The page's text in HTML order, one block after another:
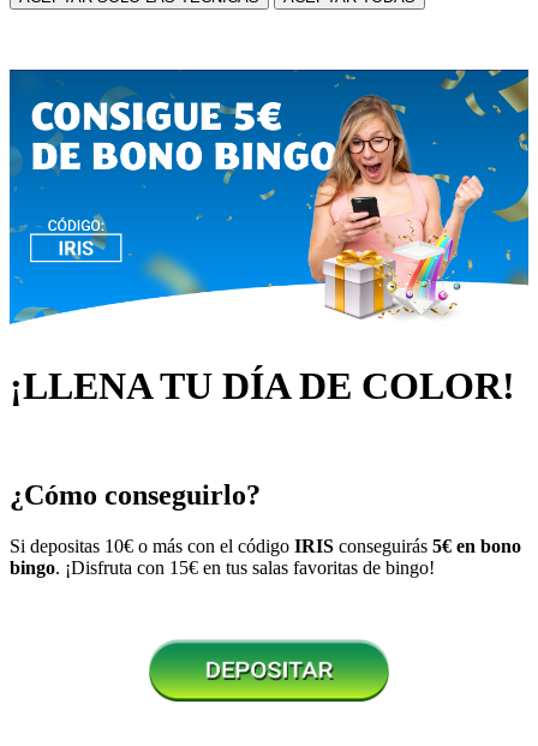
¡LLENA TU DÍA DE COLOR!
¿Cómo conseguirlo?
Si depositas 10€ o más con el código IRIS conseguirás 5€ en bono
bingo. ¡Disfruta con 15€ en tus salas favoritas de bingo!